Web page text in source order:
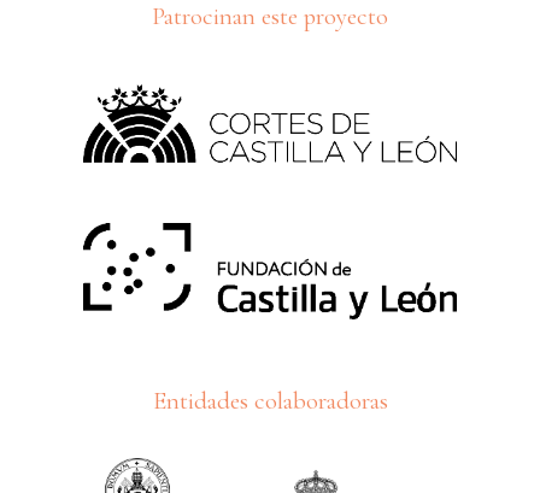
Patrocinan este proyecto
Entidades colaboradoras